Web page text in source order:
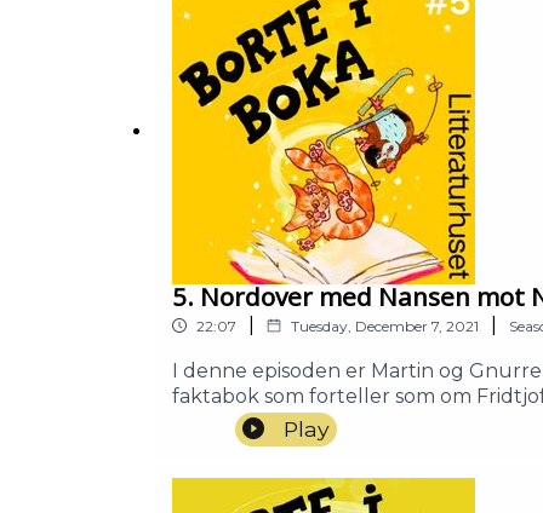
5. Nordover med Nansen mot
22:07 Tuesday, December 7, 2021
I denne episoden er Martin og
faktabok som forteller som om
en skikkelig skummel isbjørn. Stemmer:Bjørn Ousland: Seg selvGnurre: Petter WintherMartin: Mari Hauge EinbuNansen: Petter
Winther Manus, musikk og regi:
Play